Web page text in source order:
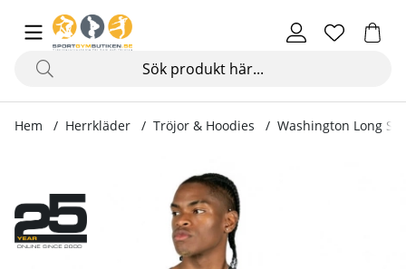
Hem Herrkläder Tröjor & Hoodies Washington Long